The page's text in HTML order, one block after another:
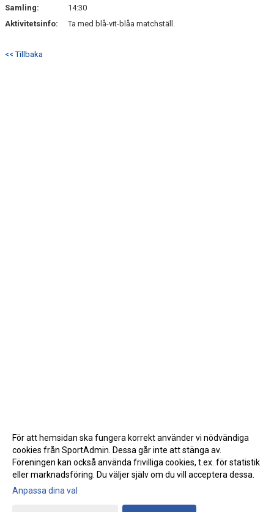
Samling:
14:30
Aktivitetsinfo:
Ta med blå-vit-blåa matchställ.
<< Tillbaka
Gå till Webbversion
För att hemsidan ska fungera korrekt använder vi nödvändiga
cookies från SportAdmin. Dessa går inte att stänga av.
Föreningen kan också använda frivilliga cookies, t.ex. för statistik
eller marknadsföring. Du väljer själv om du vill acceptera dessa.
Anpassa dina val